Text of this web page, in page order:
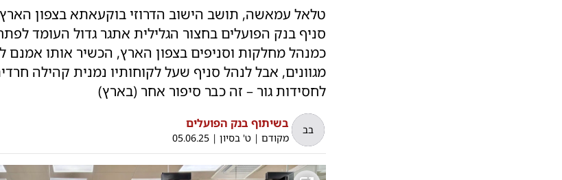
טלאל עמאשה, תושב הישוב הדרוזי בוקעאתא בצפון
סניף בנק הפועלים בחצור הגלילית אתגר גדול העומד
כמנהל מחלקות וסניפים בצפון הארץ, הכשיר אותו אמנם
מגוונים, אבל לנהל סניף שעל לקוחותיו נמנית קהילה
לחסידות גור – זה כבר סיפור אחר (בארץ)
בב בשיתוף בנק הפועלים
מקודם| ט' בסיון |
05.06.25